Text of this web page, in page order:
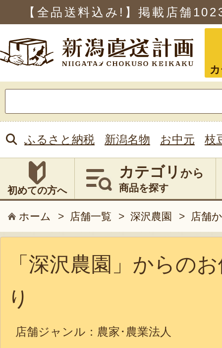
【全品送料込み!】掲載店舗
索:
ふるさと納税 新潟名物 お中元 枝
初めての方へ
カテゴリ から
商品を探す
ホーム > 店舗一覧 > 深沢農園 > 店舗
「深沢農園」からの
り
店舗ジャンル： 農家･農業法人